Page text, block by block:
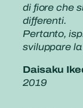
di fiore che
differenti.
Pertanto,
sviluppare
Daisaku
2019